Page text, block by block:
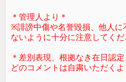
＊管理人より＊
※誹謗中傷や名誉毀損、他人に
ないように十分に注意してくだ
＊差別表現、根拠なき在日認
どのコメントは自粛いただく